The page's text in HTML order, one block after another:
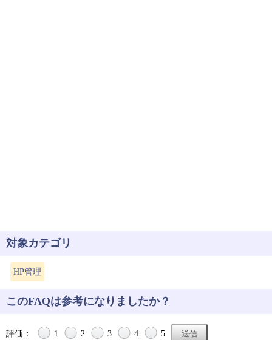
対象カテゴリ
HP管理
このFAQは参考になりましたか？
評価： 1 2 3 4 5